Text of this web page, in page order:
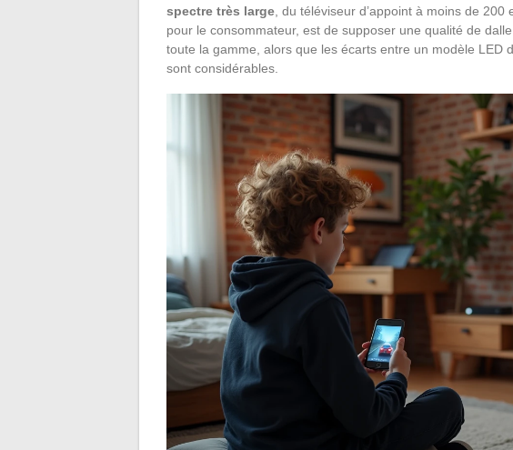
spectre très large , du téléviseur d’appoint à moins de
pour le consommateur, est de supposer une qualité de
toute la gamme, alors que les écarts entre un modèle LED
sont considérables.